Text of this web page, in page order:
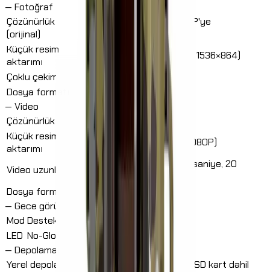
— Fotoğraf
Çözünürlük
(orijinal)
3072×1728 (3MP'den 5MP'ye
interpolasyonlu)
Küçük resim
aktarımı
destekleniyor (768×432, 1536×864)
Çoklu çekim
Dosya formatı
— Video
Çözünürlük (orijinal)
1920 × 1080 (1440P)
Küçük resim
aktarımı
destekleniyor (720P, 1080P)
Video uzunluğu
5 saniye, 10 saniye, 15 saniye, 20
Dosya formatı
.mp4
— Gece görüşü
Mod Destekleniyor (siyah-beyaz)
LED No-Glow (54 adet, 940 nm)
— Depolama
Yerel depolama
SD kart (8 – 128 GB), 32 GB SD kart dahil